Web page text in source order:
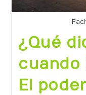
¿Qué
cuando
El